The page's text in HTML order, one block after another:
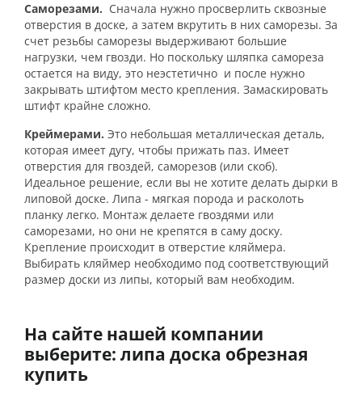
Саморезами. Сначала нужно просверлить сквозные
отверстия в доске, а затем вкрутить в них саморезы. За
счет резьбы саморезы выдерживают большие
нагрузки, чем гвозди. Но поскольку шляпка самореза
остается на виду, это неэстетично и после нужно
закрывать штифтом место крепления. Замаскировать
штифт крайне сложно.
Креймерами. Это небольшая металлическая деталь,
которая имеет дугу, чтобы прижать паз. Имеет
отверстия для гвоздей, саморезов (или скоб).
Идеальное решение, если вы не хотите делать дырки в
липовой доске. Липа - мягкая порода и расколоть
планку легко. Монтаж делаете гвоздями или
саморезами, но они не крепятся в саму доску.
Крепление происходит в отверстие кляймера.
Выбирать кляймер необходимо под соответствующий
размер доски из липы, который вам необходим.
На сайте нашей компании
выберите: липа доска обрезная
купить